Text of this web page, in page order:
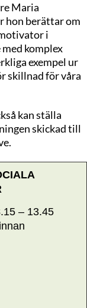
Maria
hon berättar om
i
komplex
exempel ur
skillnad för våra
kan ställa
skickad till
– 13.45